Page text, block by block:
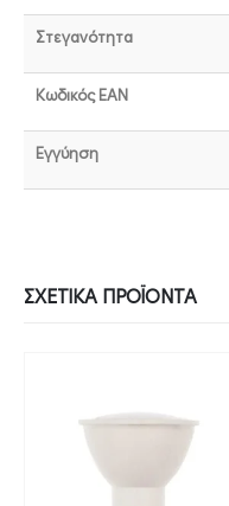
Στεγανότητα
Κωδικός EAN
Εγγύηση
ΣΧΕΤΙΚΆ ΠΡΟΪΌΝΤΑ